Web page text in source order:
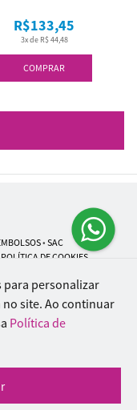
COMPRAR
3x de R$ 44,48
R$133,45
• SAC
POLÍTICA DE COOKIES
0001-74
- 20.920-340
9 6715-9790
por
para personalizar
site. Ao continuar
Política de